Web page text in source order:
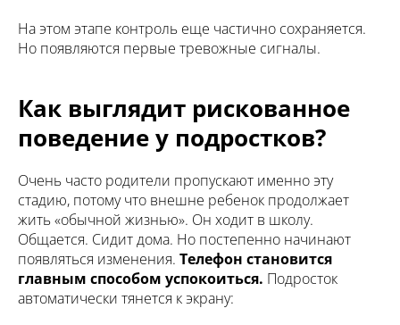
На этом этапе контроль еще частично сохраняется.
Но появляются первые тревожные сигналы.
Как выглядит рискованное
поведение у подростков?
Очень часто родители пропускают именно эту
стадию, потому что внешне ребенок продолжает
жить «обычной жизнью». Он ходит в школу.
Общается. Сидит дома. Но постепенно начинают
появляться изменения. Телефон становится
главным способом успокоиться. Подросток
автоматически тянется к экрану: